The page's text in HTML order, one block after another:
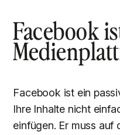
Facebook
Facebook ist ein
Ihre Inhalte nicht
einfügen. Er muss auf